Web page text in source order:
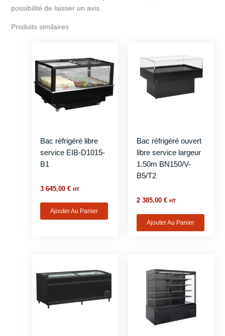
possibilité de laisser un avis.
Produits similaires
Bac réfrigéré libre
service EIB-D1015-
B1
3 645,00€ HT
Ajouter Au Panier
Bac réfrigéré ouvert
libre service largeur
1.50m BN150/V-
B5/T2
2 385,00 € HT
Ajouter Au Panier